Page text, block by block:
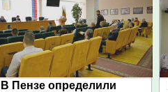
В Пензе определили